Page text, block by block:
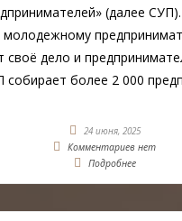
(далее
своё дело и
более 2 000
24 июня, 2025
Комментариев нет
Подробнее